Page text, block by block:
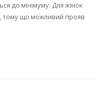
до мінімуму. Для жінок
тому що можливий прояв